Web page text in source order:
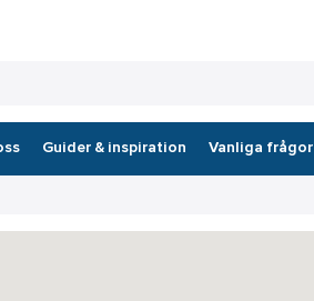
Guider & inspiration Vanliga frågor